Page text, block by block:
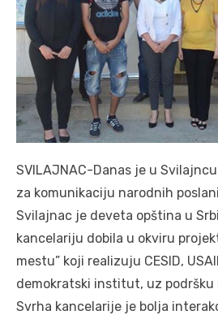
SVILAJNAC-Danas je u
za komunikaciju narodnih
Svilajnac je deveta opština u
kancelariju dobila u okviru
mestu” koji realizuju CESID,
demokratski institut, uz podršku
Svrha kancelarije je bolja